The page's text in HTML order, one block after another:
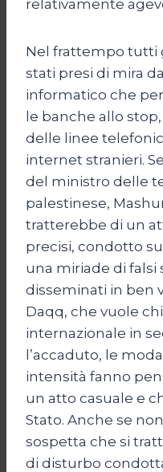
relativamente
Nel frattempo tutti
stati presi di mira
informatico che
le banche allo
delle linee
internet stranieri.
del ministro delle
palestinese,
tratterebbe di un
precisi, condotto
una miriade di falsi
disseminati in ben
Daqq, che vuole
internazionale in
l’accaduto, le
intensità fanno
un atto casuale e
Stato. Anche se
sospetta che si
di disturbo